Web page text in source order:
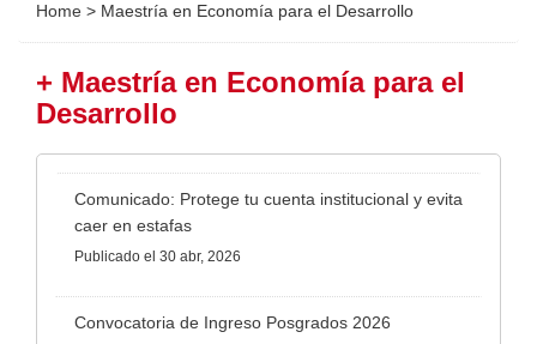
Home > Maestría en Economía para el Desarrollo
+ Maestría en Economía para el
Desarrollo
Comunicado: Protege tu cuenta institucional y evita
caer en estafas
Publicado el 30 abr, 2026
Convocatoria de Ingreso Posgrados 2026